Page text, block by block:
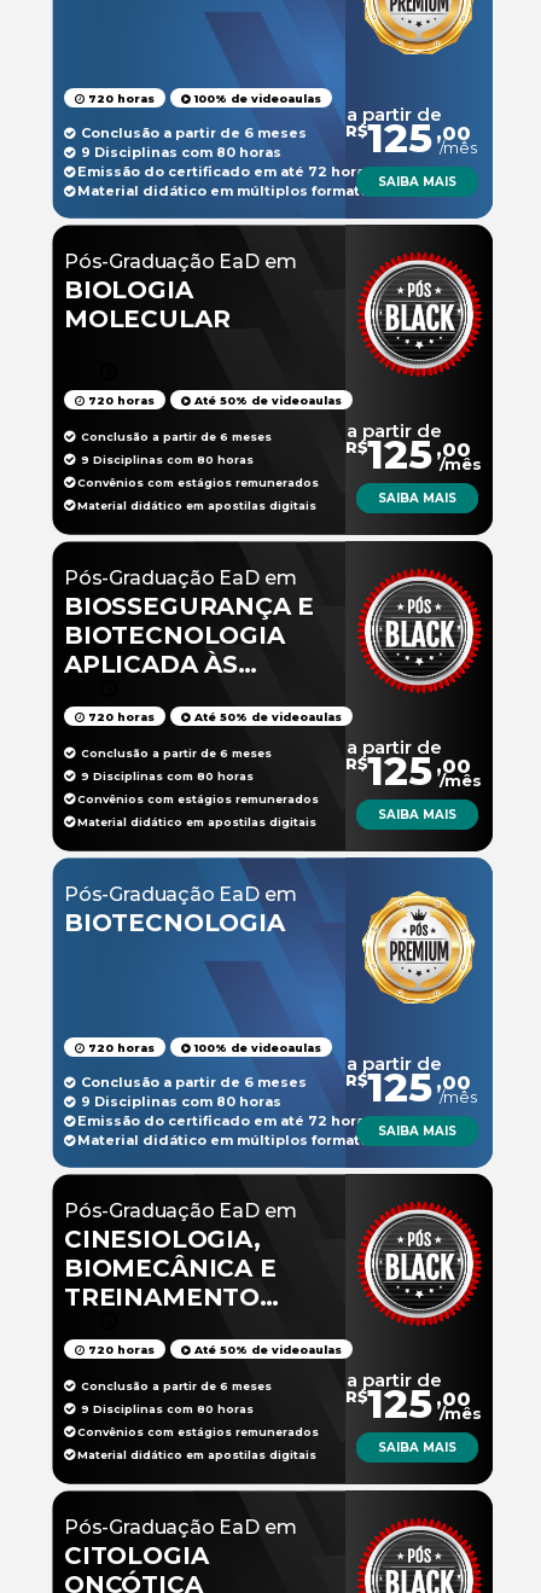
720 horas 100% de videoaulas
Conclusão a partir de 6 meses
9 Disciplinas com 80 horas
Emissão do certificado em até 72 horas
Material didático em múltiplos formatos
a partir de
R$125,00
/mês
SAIBA MAIS
Pós-Graduação EaD em
BIOLOGIA
MOLECULAR
720 horas Até 50% de videoaulas
Conclusão a partir de 6 meses
9 Disciplinas com 80 horas
Convênios com estágios remunerados
Material didático em apostilas digitais
a partir de
R$125,00
/mês
SAIBA MAIS
Pós-Graduação EaD em
BIOSSEGURANÇA E
BIOTECNOLOGIA
APLICADA ÀS
720 horas Até 50% de videoaulas
Conclusão a partir de 6 meses
9 Disciplinas com 80 horas
Convênios com estágios remunerados
Material didático em apostilas digitais
a partir de
R$125,00
/mês
SAIBA MAIS
Pós-Graduação EaD em
BIOTECNOLOGIA
720 horas 100% de videoaulas
Conclusão a partir de 6 meses
9 Disciplinas com 80 horas
Emissão do certificado em até 72 horas
Material didático em múltiplos formatos
a partir de
R$125,00
/mês
SAIBA MAIS
Pós-Graduação EaD em
CINESIOLOGIA,
BIOMECÂNICA E
TREINAMENTO
720 horas Até 50% de videoaulas
Conclusão a partir de 6 meses
9 Disciplinas com 80 horas
Convênios com estágios remunerados
Material didático em apostilas digitais
a partir de
R$125,00
/mês
SAIBA MAIS
Pós-Graduação EaD em
CITOLOGIA
ONCÓTICA